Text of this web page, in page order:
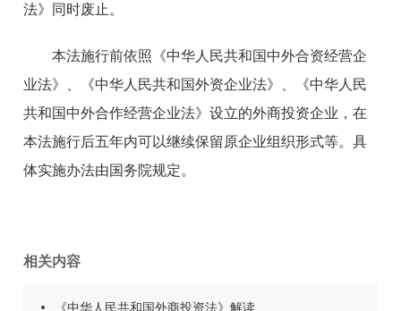
法》同时废止。
本法施行前依照《中华人民共和国中外合资经营企
业法》、《中华人民共和国外资企业法》、《中华人民
共和国中外合作经营企业法》设立的外商投资企业，在
本法施行后五年内可以继续保留原企业组织形式等。具
体实施办法由国务院规定。
相关内容
《中华人民共和国外商投资法》解读